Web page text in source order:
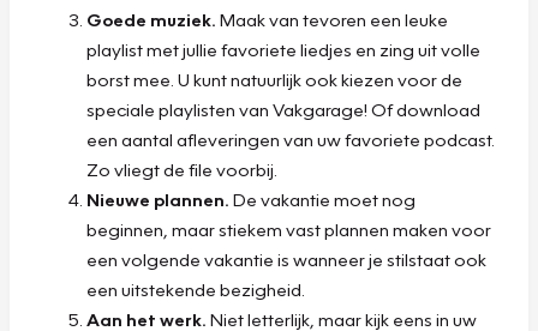
Goede muziek. Maak van tevoren een leuke
playlist met jullie favoriete liedjes en zing uit volle
borst mee. U kunt natuurlijk ook kiezen voor de
speciale playlisten van Vakgarage! Of download
een aantal afleveringen van uw favoriete podcast.
Zo vliegt de file voorbij.
Nieuwe plannen. De vakantie moet nog
beginnen, maar stiekem vast plannen maken voor
een volgende vakantie is wanneer je stilstaat ook
een uitstekende bezigheid.
Aan het werk. Niet letterlijk, maar kijk eens in uw